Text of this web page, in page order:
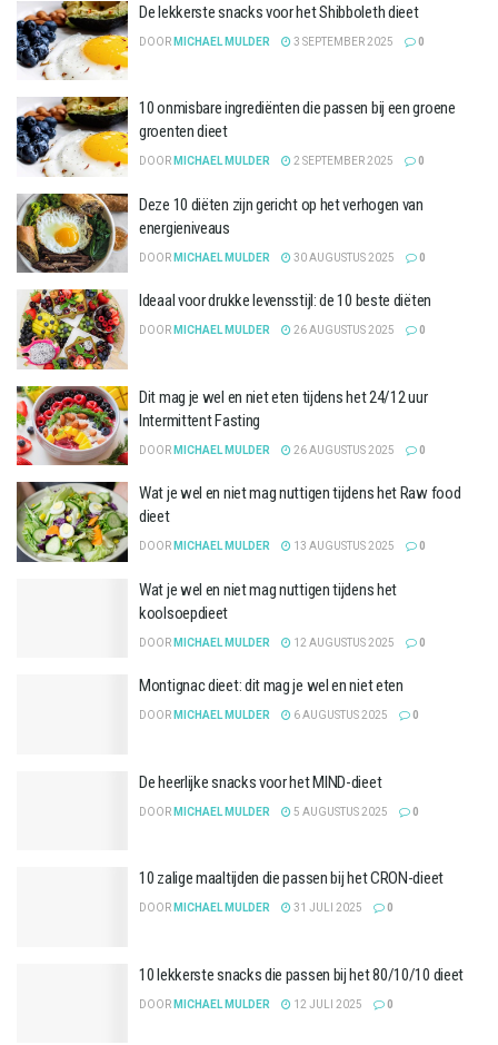
De lekkerste snacks voor het Shibboleth dieet
DOOR MICHAEL MULDER 3 SEPTEMBER 2025 0
10 onmisbare ingrediënten die passen bij een groene
groenten dieet
DOOR MICHAEL MULDER 2 SEPTEMBER 2025 0
Deze 10 diëten zijn gericht op het verhogen van
energieniveaus
DOOR MICHAEL MULDER 30 AUGUSTUS 2025 0
Ideaal voor drukke levensstijl: de 10 beste diëten
DOOR MICHAEL MULDER 26 AUGUSTUS 2025 0
Dit mag je wel en niet eten tijdens het 24/12 uur
Intermittent Fasting
DOOR MICHAEL MULDER 26 AUGUSTUS 2025 0
Wat je wel en niet mag nuttigen tijdens het Raw food
dieet
DOOR MICHAEL MULDER 13 AUGUSTUS 2025 0
Wat je wel en niet mag nuttigen tijdens het
koolsoepdieet
DOOR MICHAEL MULDER 12 AUGUSTUS 2025 0
Montignac dieet: dit mag je wel en niet eten
DOOR MICHAEL MULDER 6 AUGUSTUS 2025 0
De heerlijke snacks voor het MIND-dieet
DOOR MICHAEL MULDER 5 AUGUSTUS 2025 0
10 zalige maaltijden die passen bij het CRON-dieet
DOOR MICHAEL MULDER 31 JULI 2025 0
10 lekkerste snacks die passen bij het 80/10/10 dieet
DOOR MICHAEL MULDER 12 JULI 2025 0